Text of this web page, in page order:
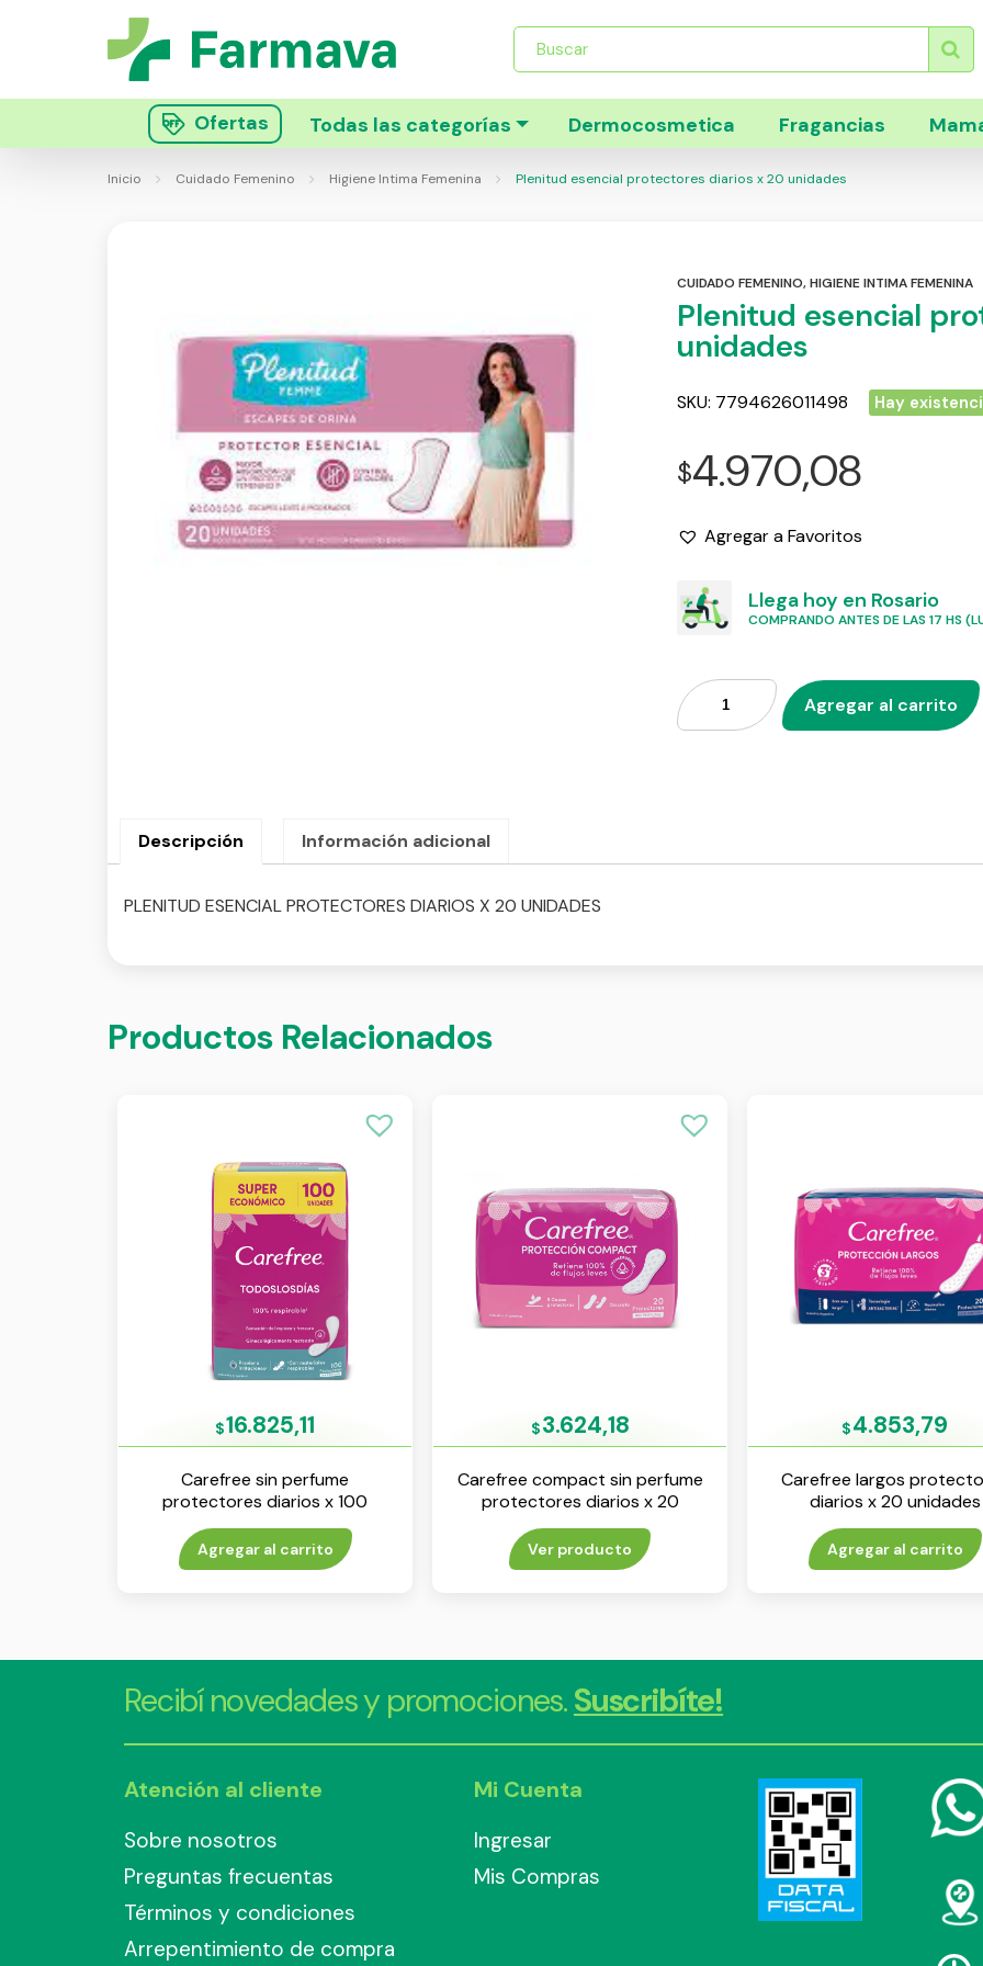
Búsqueda
productos
Ofertas Todas las categorías Dermocosmetica Fragancias
Inicio Cuidado Femenino Higiene Intima Femenina Plenitud esencial protectores diarios x 20 unidades
CUIDADO FEMENINO,HIGIENE INTIMA FEMENINA
Plenitud esencial
unidades
SKU: 7794626011498 Hay
$4.970,08
Agregar a Favoritos
Llega hoy en Rosario
COMPRANDO ANTES DE LAS 17 HS
Agregar al carrito
Descripción Información adicional
PLENITUD ESENCIAL PROTECTORES DIARIOS X 20 UNIDADES
Productos Relacionados
$16.825,11
Carefree sin perfume
protectores diarios x 100
unidades
Agregar al carrito
$3.624,18
Carefree compact sin perfume
protectores diarios x 20
unidades
Ver producto
$4.853,79
Carefree largos
diarios x 20 unidades
Agregar al carrito
Recibí novedades y promociones.Suscribíte!
Atención al cliente
Sobre nosotros
Preguntas frecuentas
Términos y condiciones
Arrepentimiento de compra
Mi Cuenta
Ingresar
Mis Compras